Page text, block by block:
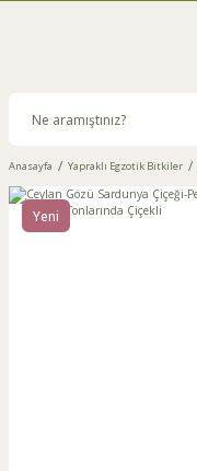
Anasayfa Yapraklı Egzotik Bitkiler
Yeni